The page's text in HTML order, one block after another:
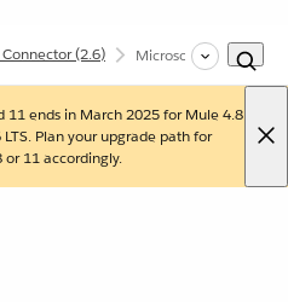
(2.6) Microsoft Dynamics
11 ends in March 2025 for Mule 4.8
Plan your upgrade path for
or 11 accordingly.